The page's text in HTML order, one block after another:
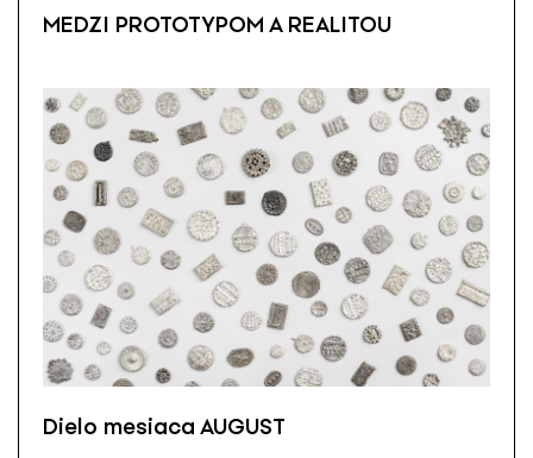
MEDZI PROTOTYPOM A REALITOU
Dielo mesiaca AUGUST